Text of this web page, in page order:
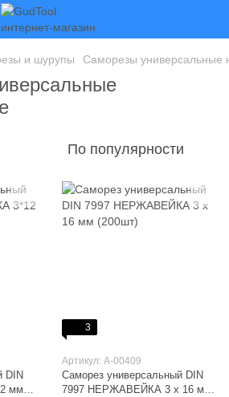
и шурупы Саморезы
По популярности
DIN
мм
3
Артикул: A-00409
Саморез универсальный DIN
7997 НЕРЖАВЕЙКА 3 х 16 мм